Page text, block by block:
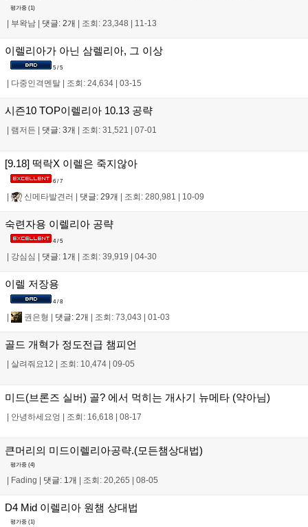
평가중 (1)
부왁남 댓글: 2개 조회: 23,348 11-13
이렐리아가 아닌 삼렐리아, 그 이상
5 / 5
다중인격멘탈 조회: 24,634 03-15
시즌10 TOP이렐리아 10.13 공략
램저든 댓글: 3개 조회: 31,521 07-01
[9.18] 떡락X 이렐은 죽지않아
6 / 7
| 신메타발견러 | 댓글: 29개 | 조회: 280,981 | 10-09
숙련자용 이렐리아 공략
4 / 5
강심심 댓글: 1개 조회: 39,919 04-30
이렐 저장용
4 / 8
| 권은형 | 댓글: 2개 | 조회: 73,043 | 01-03
골드 개혁가 정도전급 챔피언
| 살려줘요12 | 조회: 10,474 | 09-05
미드(브론즈 실버) 골? 에서 먹히는 개사기 뉴메타 (약아님)
| 안녕하세요엉 | 조회: 16,618 | 08-17
큰머리의 미드이렐리아공략.(모든챔상대법)
평가중 (4)
| Fading | 댓글: 1개 | 조회: 20,265 | 08-05
D4 Mid 이렐리아 원챔 상대법
평가중 (1)